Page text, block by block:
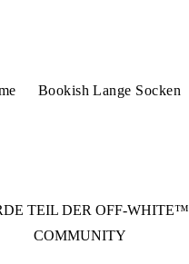
Bookish Lange Socken
TEIL DER OFF-WHITE™
COMMUNITY